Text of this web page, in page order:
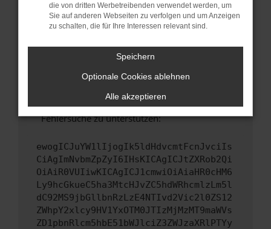
Sicherheitsrisiko, sondern kann auch dazu
führen, dass bestimmte Funktionen nicht mehr
unterstützt werden.
Wende dich an den Webseitenbetreiber.
Wenn du alle oben genannten Schritte versucht
hast, kontaktiere uns bitte. Wir werden
versuchen, das Problem zu beheben. Du kannst
uns diesen Text schicken, um uns bei der
Fehlersuche zu unterstützen:
ewogICJuYW1lIjogIk5ldHdvcmtFcnJvciIs
CiAgImNvbmZpZyI6IHsKICAgICJtZXRob2Qi
OiAiR0VUIiwKICAgICJ1cmwiOiAiaHR0cHM6
Ly9hcGkueC5ha3MtcHJvZC5hdWRhcmlzLm5l
dC92MS9jbGllbnRzLzE4NTIvd2Vic2l0ZS12
ZWhpY2xlcy9HV1YxOTM0JTIzMjMzMT9maWVs
ZD1pbnRlcm5hbE51bWJlciZ3ZWJzaXRlPTYy
die von dritten Werbetreibenden verwendet werden, um
Sie auf anderen Webseiten zu verfolgen und um Anzeigen
zu schalten, die für Ihre Interessen relevant sind.
Speichern
Optionale Cookies ablehnen
Alle akzeptieren